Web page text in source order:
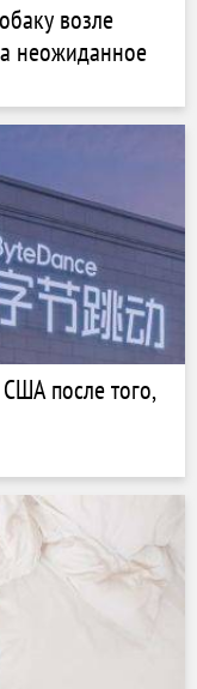
возле
неожиданное
после того,